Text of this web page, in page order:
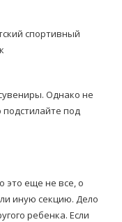
Однако не
под
это еще не все, о
иную секцию. Дело
ребенка. Если